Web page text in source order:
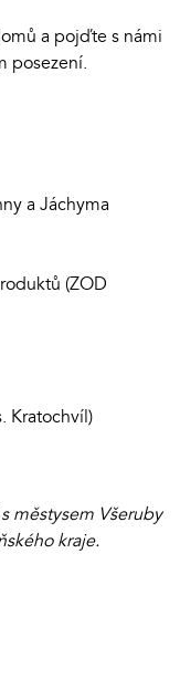
a pojďte s námi
posezení.
a Jáchyma
(ZOD
Kratochvíl)
městysem Všeruby
kraje.